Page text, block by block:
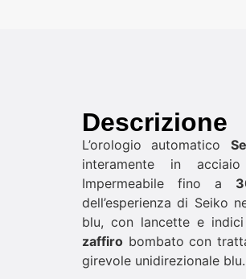
Descrizione
L’orologio automatico
interamente in
Impermeabile fino a
dell’esperienza di Seiko
blu, con lancette e
zaffiro bombato con
girevole unidirezionale blu.